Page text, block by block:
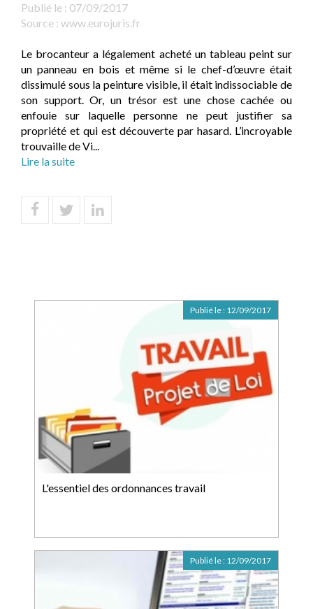
Publié le : 07/09/2017
Source : www.eurojuris.fr
Le brocanteur a légalement acheté un tableau peint sur
un panneau en bois et même si le chef-d’œuvre était
dissimulé sous la peinture visible, il était indissociable de
son support. Or, un trésor est une chose cachée ou
enfouie sur laquelle personne ne peut justifier sa
propriété et qui est découverte par hasard. L’incroyable
trouvaille de Vi...
Lire la suite
L'essentiel des ordonnances travail
Publié le : 12/09/2017
Publié le : 12/09/2017